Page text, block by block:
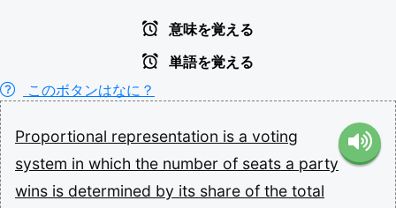
意味を覚える
単語を覚える
このボタンはなに？
Proportional representation is a voting
system in which the number of seats a party
wins is determined by its share of the total